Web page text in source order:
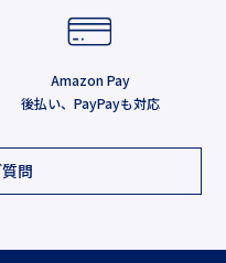
Amazon Pay
後払い、PayPayも対応
問